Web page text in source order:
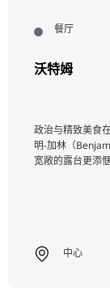
餐厅
沃特姆
政治与精致美食
明-加林（
宽敞的露台更添惬
中心